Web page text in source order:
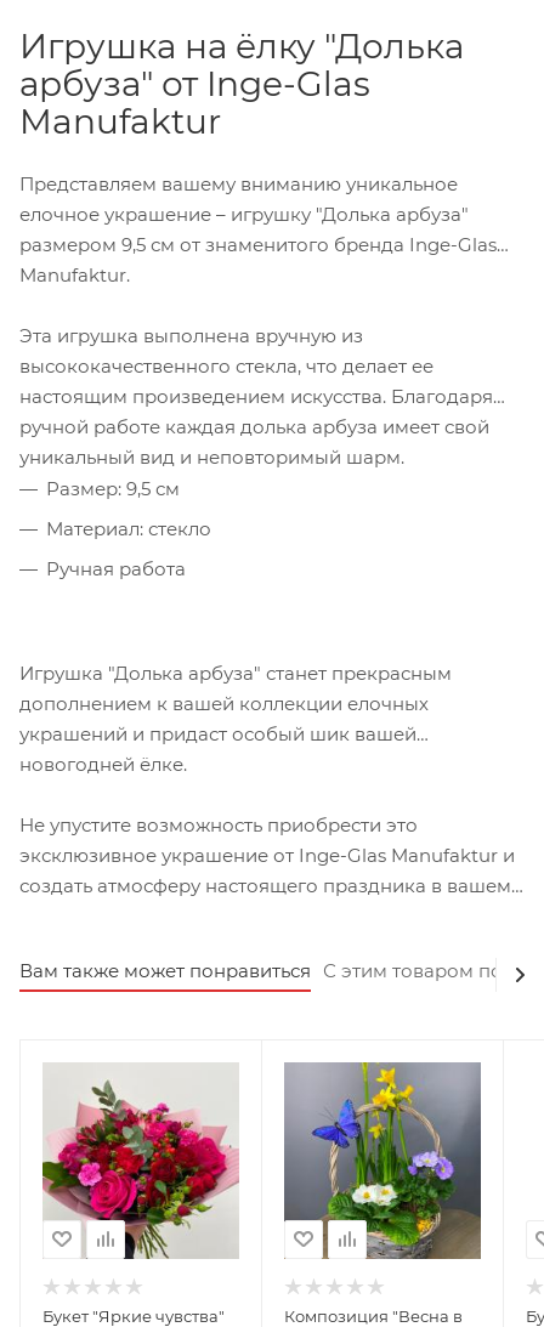
Игрушка на ёлку "Долька
арбуза" от Inge-Glas
Manufaktur
Представляем вашему вниманию уникальное
елочное украшение – игрушку "Долька арбуза"
размером 9,5 см от знаменитого бренда Inge-Glas
Manufaktur.
Эта игрушка выполнена вручную из
высококачественного стекла, что делает ее
настоящим произведением искусства. Благодаря
ручной работе каждая долька арбуза имеет свой
уникальный вид и неповторимый шарм.
Размер: 9,5 см
Материал: стекло
Ручная работа
Игрушка "Долька арбуза" станет прекрасным
дополнением к вашей коллекции елочных
украшений и придаст особый шик вашей
новогодней ёлке.
Не упустите возможность приобрести это
эксклюзивное украшение от Inge-Glas Manufaktur и
создать атмосферу настоящего праздника в вашем
Вам также может понравиться С этим товаром
Букет "Яркие чувства"
Композиция "Весна в